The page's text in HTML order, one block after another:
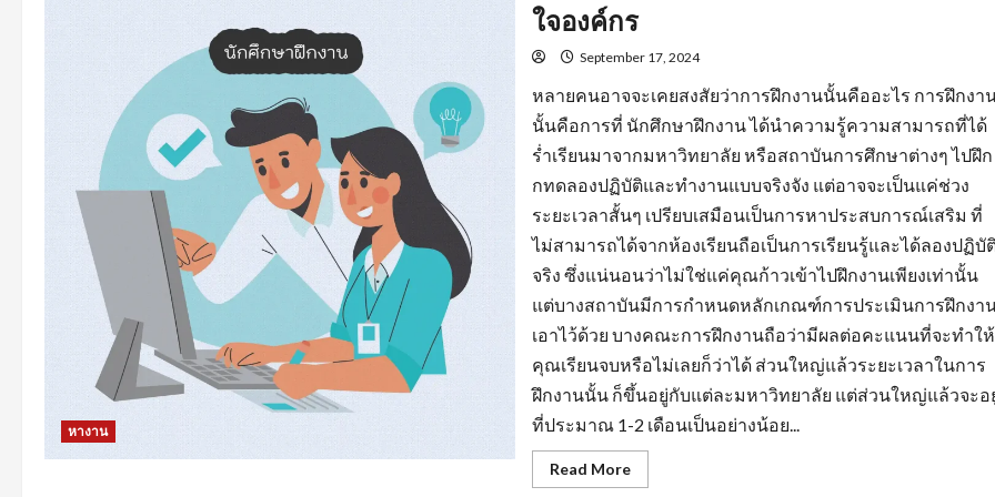
ความ
รับมือ
งาน
หางาน
ใจองค์กร
September 17, 2024
หลายคนอาจจะเคยสงสัยว่าการฝึกงานนั้นคืออะไร การฝึกงา
นั้นคือการที่ นักศึกษาฝึกงาน ได้นำความรู้ความสามารถที่ได้
ร่ำเรียนมาจากมหาวิทยาลัย หรือสถาบันการศึกษาต่างๆ ไปฝึก
กทดลองปฏิบัติและทำงานแบบจริงจัง แต่อาจจะเป็นแค่ช่วง
ระยะเวลาสั้นๆ เปรียบเสมือนเป็นการหาประสบการณ์เสริม ที่
ไม่สามารถได้จากห้องเรียนถือเป็นการเรียนรู้และได้ลองปฏิบั
จริง ซึ่งแน่นอนว่าไม่ใช่แค่คุณก้าวเข้าไปฝึกงานเพียงเท่านั้น
แต่บางสถาบันมีการกำหนดหลักเกณฑ์การประเมินการฝึกงา
เอาไว้ด้วย บางคณะการฝึกงานถือว่ามีผลต่อคะแนนที่จะทำให้
คุณเรียนจบหรือไม่เลยก็ว่าได้ ส่วนใหญ่แล้วระยะเวลาในการ
ฝึกงานนั้น ก็ขึ้นอยู่กับแต่ละมหาวิทยาลัย แต่ส่วนใหญ่แล้วจะอ
ที่ประมาณ 1-2 เดือนเป็นอย่างน้อย...
Read MoreRead
more